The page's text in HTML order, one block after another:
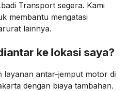
Transport segera. Kami
membantu mengatasi
lainnya.
ke lokasi saya?
layanan antar-jemput motor di
dengan biaya tambahan.